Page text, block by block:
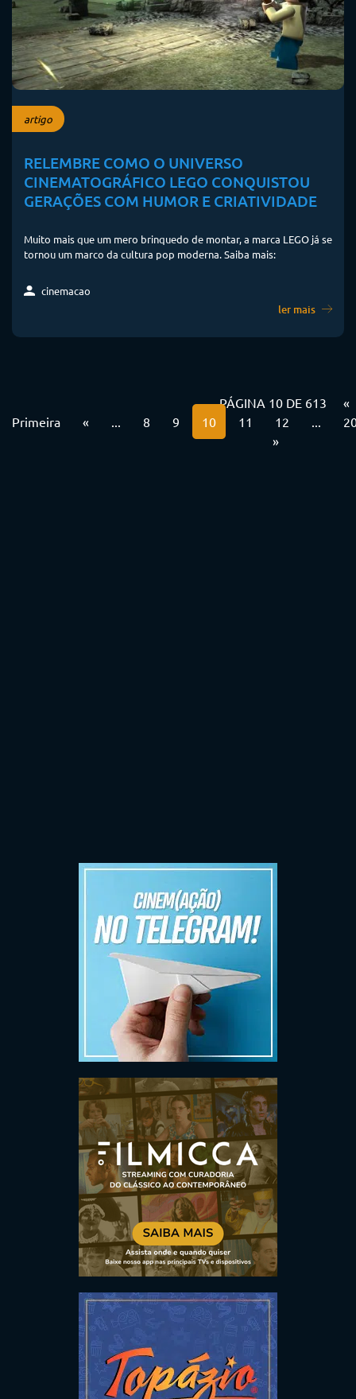
artigo
RELEMBRE COMO O UNIVERSO
CINEMATOGRÁFICO LEGO CONQUISTOU
GERAÇÕES COM HUMOR E CRIATIVIDADE
Muito mais que um mero brinquedo de montar, a marca LEGO já se
tornou um marco da cultura pop moderna. Saiba mais:
cinemacao
ler mais
PÁGINA 10 DE 613
«
Primeira
« 8 9 10 11 12
»